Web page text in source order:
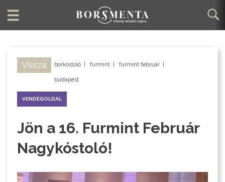
Vissza borkóstoló furmint furmint február
budapest
VENDÉGOLDAL
Jön a 16. Furmint Február
Nagykóstoló!